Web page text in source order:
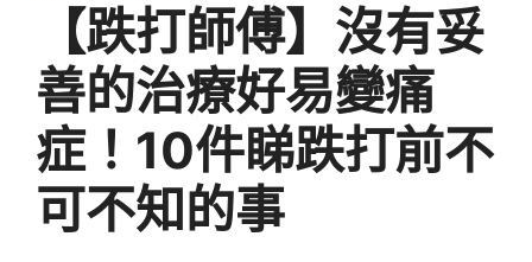
【跌打師傅】沒有妥
善的治療好易變痛
症！10件睇跌打前不
可不知的事